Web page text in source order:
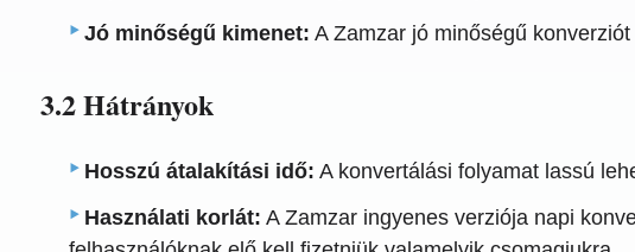
Jó minőségű kimenet: A Zamzar jó minőségű
3.2 Hátrányok
Hosszú átalakítási idő: A konvertálási folyamat lassú
Használati korlát: A Zamzar ingyenes verziója napi